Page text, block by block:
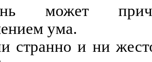
может
ума.
странно и ни